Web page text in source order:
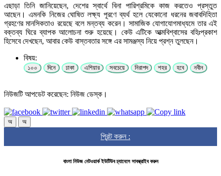
এছাড়া তিনি জানিয়েছেন, দেশের স্বার্থে বিনা পারিশ্রমিকে কাজ করতেও প্রস্তুত
আছেন। এমনকি নিজের ঘোষিত লক্ষ্য পূরণে ব্যর্থ হলে যেকোনো ধরনের জবাবদিহিতা
গ্রহণের মানসিকতাও রয়েছে বলে মন্তব্য করেন। সামাজিক যোগাযোগমাধ্যমে তার এই
বক্তব্য ঘিরে ব্যাপক আলোচনা শুরু হয়েছে। কেউ এটিকে আত্মবিশ্বাসের বহিঃপ্রকাশ
হিসেবে দেখছেন, আবার কেউ বাস্তবতার সঙ্গে এর সামঞ্জস্য নিয়ে প্রশ্ন তুলছেন।
বিষয়:
১০০ দিনে ঢাকা এশিয়ার সবচেয়ে নিরাপদ শহর হবে নবীন
নিউজটি আপডেট করেছেন: নিউজ ডেস্ক।
অ অ
প্রিন্ট করুন :
বাংলা নিউজ নেটওয়ার্ক ইউটিউব চ্যানেলে সাবস্ক্রাইব করুন